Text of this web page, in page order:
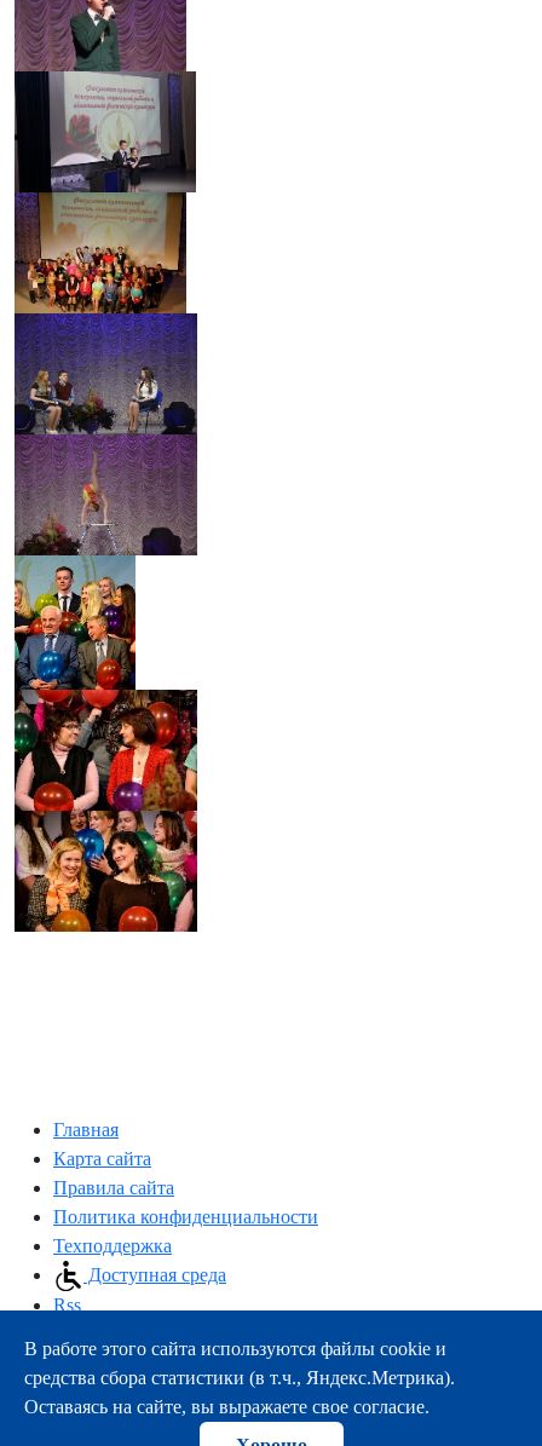
Главная
Карта сайта
Правила сайта
Политика конфиденциальности
Техподдержка
Доступная среда
Rss
163000, г.Архангельск, пр-т Троицкий, 51
тел.:+7 (8182) 21-11-63
e-mail:info@nsmu.ru
В работе этого сайта используются файлы cookie и
средства сбора статистики (в т.ч., Яндекс.Метрика).
Оставаясь на сайте, вы выражаете свое согласие.